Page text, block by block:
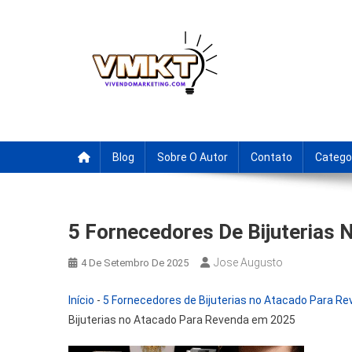
Blog Sobre O Autor Contato
5 Fornecedores De Bijuterias
4 De Setembro De 2025 Jose Augusto
Início - 5 Fornecedores de Bijuterias no Atacado Para
Bijuterias no Atacado Para Revenda em 2025